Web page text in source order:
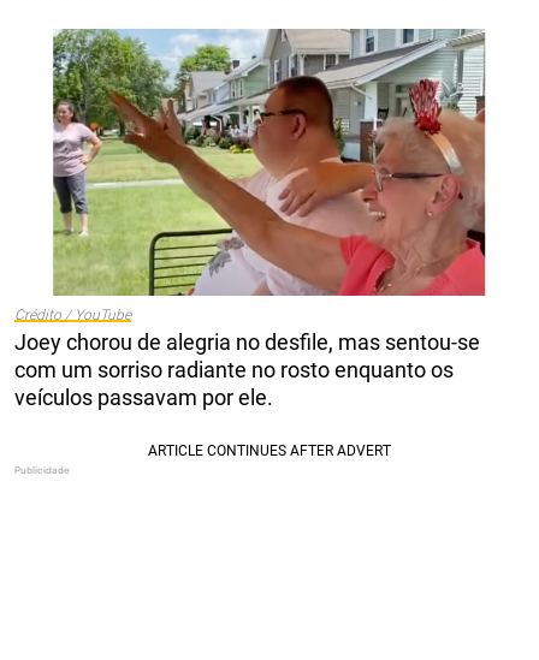
Crédito / YouTube
Joey chorou de alegria no desfile, mas sentou-se
com um sorriso radiante no rosto enquanto os
veículos passavam por ele.